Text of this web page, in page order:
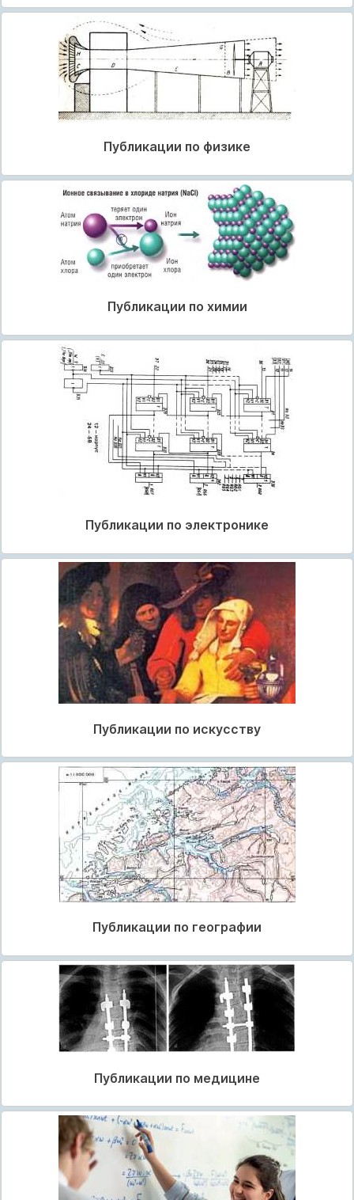
Публикации по физике
Публикации по химии
Публикации по электронике
Публикации по искусству
Публикации по географии
Публикации по медицине